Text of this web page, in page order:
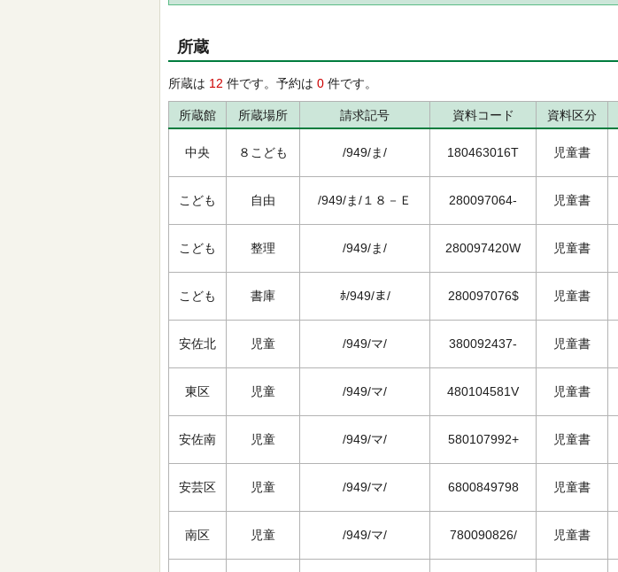
所蔵
所蔵は 12 件です。予約は 0 件です。
所蔵館 所蔵場所 請求記号 資料コード 資料区分
中央 ８こども /949/ま/ 180463016T 児童書
こども 自由 /949/ま/１８－Ｅ 280097064- 児童書
こども 整理 /949/ま/ 280097420W 児童書
こども 書庫 ﾎ/949/ま/ 280097076$ 児童書
安佐北 児童 /949/マ/ 380092437- 児童書
東区 児童 /949/マ/ 480104581V 児童書
安佐南 児童 /949/マ/ 580107992+ 児童書
安芸区 児童 /949/マ/ 6800849798 児童書
南区 児童 /949/マ/ 780090826/ 児童書